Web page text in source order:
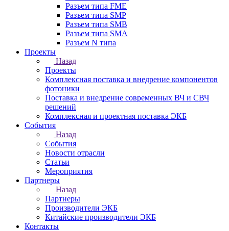
Разъем типа FME
Разъем типа SMP
Разъем типа SMB
Разъем типа SMA
Разъем N типа
Проекты
Назад
Проекты
Комплексная поставка и внедрение компонентов
фотоники
Поставка и внедрение современных ВЧ и СВЧ
решений
Комплексная и проектная поставка ЭКБ
События
Назад
События
Новости отрасли
Статьи
Мероприятия
Партнеры
Назад
Партнеры
Производители ЭКБ
Китайские производители ЭКБ
Контакты